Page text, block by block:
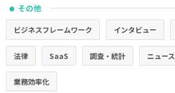
● その他
ビジネスフレームワーク インタビュー
法律 SaaS 調査・統計 ニュース
業務効率化